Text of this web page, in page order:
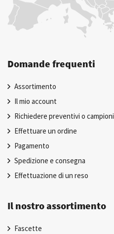
Domande frequenti
Assortimento
Il mio account
Richiedere preventivi o campioni
Effettuare un ordine
Pagamento
Spedizione e consegna
Effettuazione di un reso
Il nostro assortimento
Fascette